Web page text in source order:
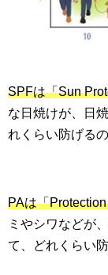
SPFは「Sun
な日焼けが、日
れくらい防げる
PAは「
ミやシワなどが
て、どれくらい